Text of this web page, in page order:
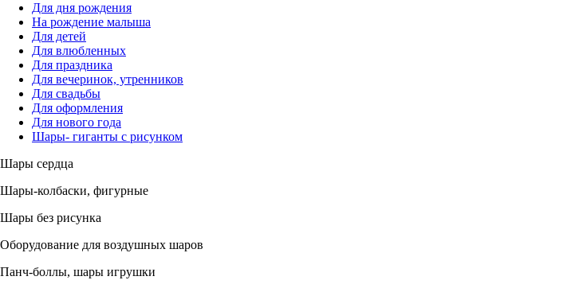
Для дня рождения
На рождение малыша
Для детей
Для влюбленных
Для праздника
Для вечеринок, утренников
Для свадьбы
Для оформления
Для нового года
Шары- гиганты с рисунком
Шары сердца
Шары-колбаски, фигурные
Шары без рисунка
Оборудование для воздушных шаров
Панч-боллы, шары игрушки